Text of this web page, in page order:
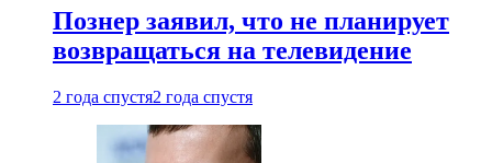
Познер заявил, что не планирует
возвращаться на телевидение
2 года спустя2 года спустя